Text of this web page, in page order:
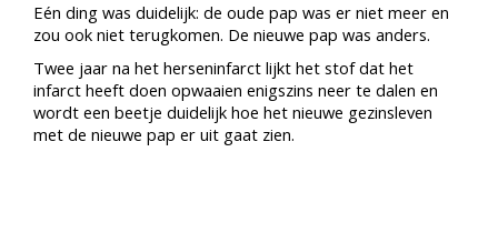
Eén ding was duidelijk: de oude pap was er niet meer en
zou ook niet terugkomen. De nieuwe pap was anders.
Twee jaar na het herseninfarct lijkt het stof dat het
infarct heeft doen opwaaien enigszins neer te dalen en
wordt een beetje duidelijk hoe het nieuwe gezinsleven
met de nieuwe pap er uit gaat zien.